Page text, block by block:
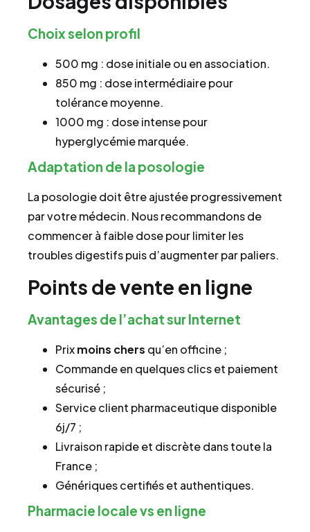
Choix selon profil
500 mg : dose initiale ou en association.
850 mg : dose intermédiaire pour
tolérance moyenne.
1000 mg : dose intense pour
hyperglycémie marquée.
Adaptation de la posologie
La posologie doit être ajustée progressivement
par votre médecin. Nous recommandons de
commencer à faible dose pour limiter les
troubles digestifs puis d’augmenter par paliers.
Points de vente en ligne
Avantages de l’achat sur Internet
Prixmoins chers qu’en officine ;
Commande en quelques clics et paiement
sécurisé ;
Service client pharmaceutique disponible
6j/7 ;
Livraison rapide et discrète dans toute la
France ;
Génériques certifiés et authentiques.
Pharmacie locale vs en ligne